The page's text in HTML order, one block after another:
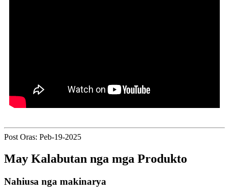
Post Oras: Peb-19-2025
May Kalabutan nga mga Produkto
Nahiusa nga makinarya